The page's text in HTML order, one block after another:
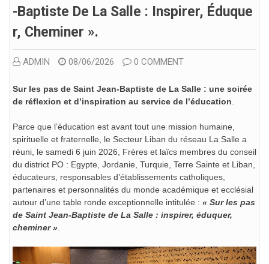
-Baptiste De La Salle : Inspirer, Éduque
R, Cheminer ».
ADMIN 08/06/2026 0 COMMENT
Sur les pas de Saint Jean-Baptiste de La Salle : une soirée
de réflexion et d’inspiration au service de l’éducation
Parce que l’éducation est avant tout une mission humaine,
spirituelle et fraternelle, le Secteur Liban du réseau La Salle a
réuni, le samedi 6 juin 2026, Frères et laïcs membres du conseil
du district PO : Egypte, Jordanie, Turquie, Terre Sainte et Liban,
éducateurs, responsables d’établissements catholiques,
partenaires et personnalités du monde académique et ecclésial
autour d’une table ronde exceptionnelle intitulée : « Sur les pas
de Saint Jean-Baptiste de La Salle : inspirer, éduquer,
cheminer »